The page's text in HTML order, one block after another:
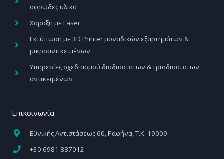
αφρώδες υλικά
Χάραξη με Laser
Εκτύπωση με 3D Printer μοναδικών εξαρτημάτων &
μικροαντικειμένων
Υπηρεσίες σχεδιασμού δισδιάστατων & τρισδιάστατων
αντικειμένων
Επικοινωνία
Εθνικής Αντιστάσεως 60, Ραφήνα, Τ.Κ. 19009
+30 6981 887012